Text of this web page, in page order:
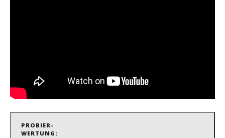
PROBIER-
WERTUNG: